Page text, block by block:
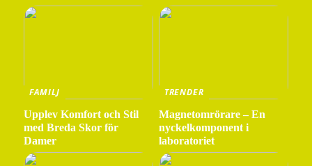
FAMILJ
Upplev Komfort och Stil
med Breda Skor för
Damer
TRENDER
Magnetomrörare – En
nyckelkomponent i
laboratoriet